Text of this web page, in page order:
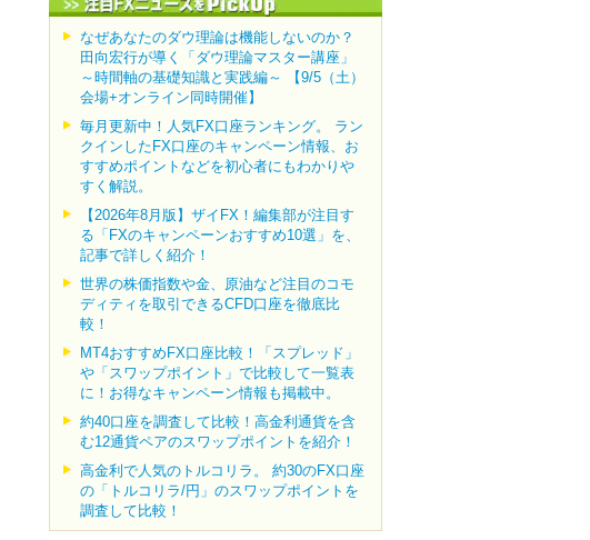
なぜあなたのダウ理論は機能しないのか？
田向宏行が導く「ダウ理論マスター講座」
～時間軸の基礎知識と実践編～ 【9/5（土）
会場+オンライン同時開催】
毎月更新中！人気FX口座ランキング。 ラン
クインしたFX口座のキャンペーン情報、お
すすめポイントなどを初心者にもわかりや
すく解説。
【2026年8月版】ザイFX！編集部が注目す
る「FXのキャンペーンおすすめ10選」を、
記事で詳しく紹介！
世界の株価指数や金、原油など注目のコモ
ディティを取引できるCFD口座を徹底比
較！
MT4おすすめFX口座比較！「スプレッド」
や「スワップポイント」で比較して一覧表
に！お得なキャンペーン情報も掲載中。
約40口座を調査して比較！高金利通貨を含
む12通貨ペアのスワップポイントを紹介！
高金利で人気のトルコリラ。 約30のFX口座
の「トルコリラ/円」のスワップポイントを
調査して比較！